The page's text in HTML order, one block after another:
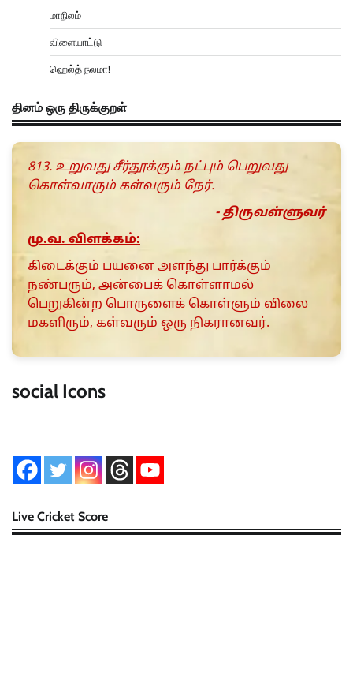
மாநிலம்
விளையாட்டு
ஹெல்த் நலமா!
தினம் ஒரு திருக்குறள்
813. உறுவது சீர்தூக்கும் நட்பும் பெறுவது
கொள்வாரும் கள்வரும் நேர்.
- திருவள்ளுவர்
மு.வ. விளக்கம்:
கிடைக்கும் பயனை அளந்து பார்க்கும்
நண்பரும், அன்பைக் கொள்ளாமல்
பெறுகின்ற பொருளைக் கொள்ளும் விலை
மகளிரும், கள்வரும் ஒரு நிகரானவர்.
social Icons
Live Cricket Score